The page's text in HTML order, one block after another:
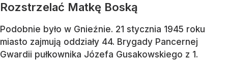
Rozstrzelać Matkę Boską
Podobnie było w Gnieźnie. 21 stycznia 1945 roku
miasto zajmują oddziały 44. Brygady Pancernej
Gwardii pułkownika Józefa Gusakowskiego z 1.